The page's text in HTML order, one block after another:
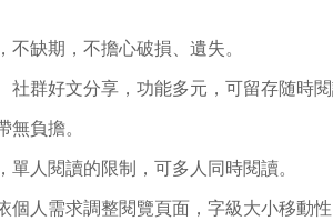
缺期，不擔心破損、遺失。
群好文分享，功能多元，可留存随時閱
無負擔。
人閱讀的限制，可多人同時閱讀。
個人需求調整閱覽頁面，字級大小移動